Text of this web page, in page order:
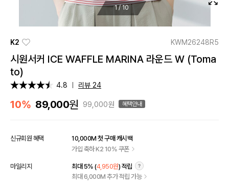
1/10
K2 KWM26248R5
시원서커 ICE WAFFLE MARINA 라운드 W (Toma
to)
4.8 리뷰 24
10% 89,000원 99,000원 혜택안내
신규회원 혜택
10,000M 첫 구매 캐시백
가입 축하 K2 10% 쿠폰
마일리지 최대 5% (4,950원) 적립
최대 6,000M 추가 적립 가능